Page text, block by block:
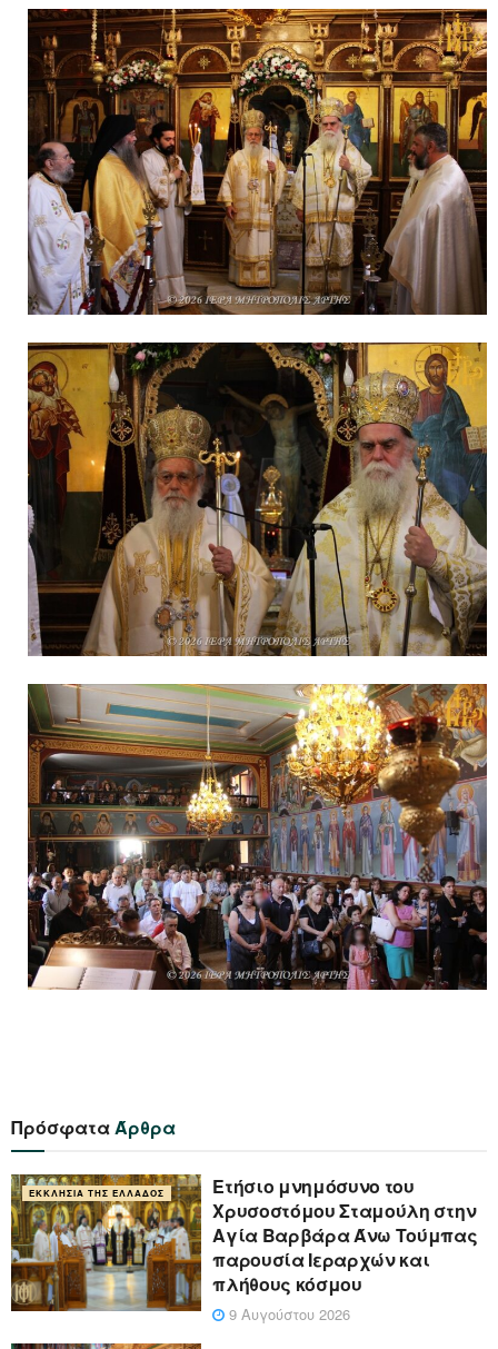
ΠρόσφαταΆρθρα
ΕΚΚΛΗΣΊΑ ΤΗΣ ΕΛΛΆΔΟΣ
Ετήσιο μνημόσυνο του
Χρυσοστόμου Σταμούλη στην
Αγία Βαρβάρα Άνω Τούμπας
παρουσία Ιεραρχών και
πλήθους κόσμου
9 Αυγούστου 2026